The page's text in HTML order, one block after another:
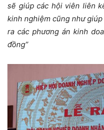
sẽ giúp các hội viên liên
kinh nghiệm cũng như
ra các phương án kinh
đồng”